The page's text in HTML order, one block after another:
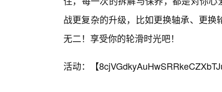
战更复杂的升级，比如更换轴承、更
无二！享受你的轮滑时光吧！
活动：【